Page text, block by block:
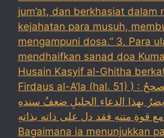
jum’at, dan berkhasiat dalam
kejahatan para musuh,
mengampuni dosa.” 3. Para
mendhaifkan sanad doa
Husain Kasyif al-Ghitha
Firdaus al-A’la (hal. 51) ) : إننا كثيراً ما نصححُ
يضرُ بهذا الدعاءِ الجليلِ ضعفُ سندهِ
مع قوةِ متنهِ فقد دل على ذاته بذاتهِ . Subhanallah!!!
Bagaimana ia menunjukkan